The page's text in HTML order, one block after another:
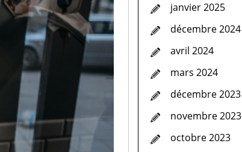
janvier 2025
décembre 2024
avril 2024
mars 2024
décembre 2023
novembre 2023
octobre 2023